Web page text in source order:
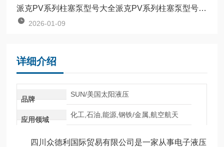
派克PV系列柱塞泵型号大全派克PV系列柱塞泵型号大全
2026-01-09
详细介绍
品牌
SUN/美国太阳液压
应用领域
化工,石油,能源,钢铁/金属,航空航天
四川众德利国际贸易有限公司是一家从事电子液压